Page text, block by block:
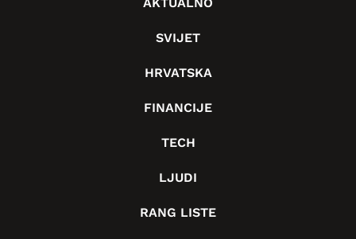
SVIJET
HRVATSKA
FINANCIJE
TECH
LJUDI
RANG LISTE